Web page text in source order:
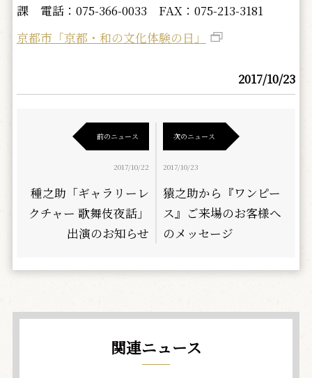
課 電話：075-366-0033 FAX：075-213-3181
京都市「京都・和の文化体験の日」
2017/10/23
前のニュース
2017/10/22
種之助「ギャラリーレ
クチャー 歌舞伎夜話」
出演のお知らせ
次のニュース
2017/10/23
猿之助から『ワンピー
ス』ご来場のお客様へ
のメッセージ
関連ニュース